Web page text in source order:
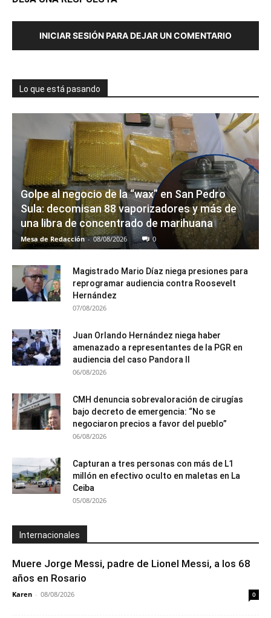
INICIAR SESIÓN PARA DEJAR UN COMENTARIO
Lo que está pasando
Golpe al negocio de la “wax” en San Pedro
Sula: decomisan 88 vaporizadores y más de
una libra de concentrado de marihuana
Mesa de Redacción - 08/08/2026 0
Magistrado Mario Díaz niega presiones para
reprogramar audiencia contra Roosevelt
Hernández
07/08/2026
Juan Orlando Hernández niega haber
amenazado a representantes de la PGR en
audiencia del caso Pandora II
06/08/2026
CMH denuncia sobrevaloración de cirugías
bajo decreto de emergencia: “No se
negociaron precios a favor del pueblo”
06/08/2026
Capturan a tres personas con más de L1
millón en efectivo oculto en maletas en La
Ceiba
05/08/2026
Internacionales
Muere Jorge Messi, padre de Lionel Messi, a los 68
años en Rosario
Karen - 08/08/2026 0